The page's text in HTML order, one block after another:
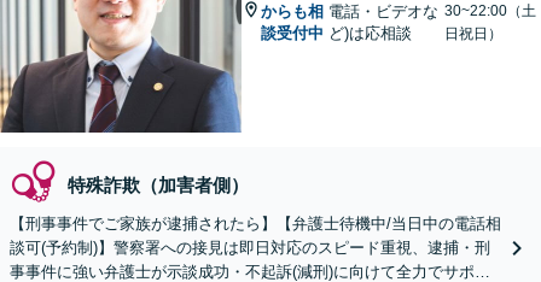
からも相
談受付中
電話・ビデオな
ど)は応相談
30~22:00（土
日祝日）
特殊詐欺（加害者側）
【刑事事件でご家族が逮捕されたら】【弁護士待機中/当日中の電話相
談可(予約制)】警察署への接見は即日対応のスピード重視、逮捕・刑
事事件に強い弁護士が示談成功・不起訴(減刑)に向けて全力でサポー